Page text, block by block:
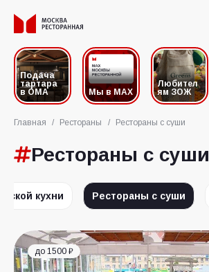
Подача
тартара
в ОМА
Мы в MAX
Любител
ям ЗОЖ
Главная / Рестораны / Рестораны с суши
Рестораны с суши
кухни Рестораны с суши
до 1500 ₽